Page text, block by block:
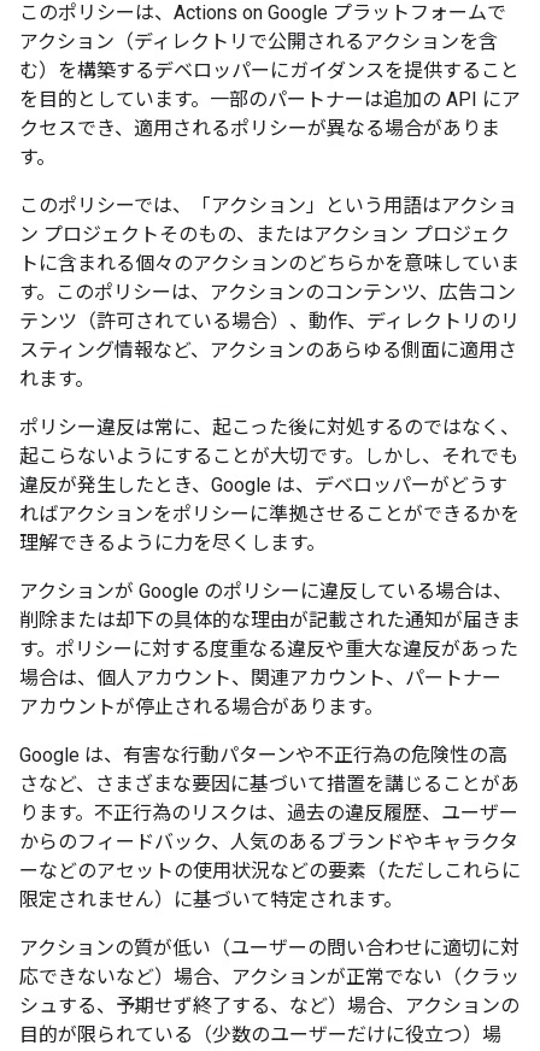
このポリシーは、Actions on Google プラットフォームで
アクション（ディレクトリで公開されるアクションを含
む）を構築するデベロッパーにガイダンスを提供すること
を目的としています。一部のパートナーは追加の API にア
クセスでき、適用されるポリシーが異なる場合がありま
す。
このポリシーでは、「アクション」という用語はアクショ
ン プロジェクトそのもの、またはアクション プロジェク
トに含まれる個々のアクションのどちらかを意味していま
す。このポリシーは、アクションのコンテンツ、広告コン
テンツ（許可されている場合）、動作、ディレクトリのリ
スティング情報など、アクションのあらゆる側面に適用さ
れます。
ポリシー違反は常に、起こった後に対処するのではなく、
起こらないようにすることが大切です。しかし、それでも
違反が発生したとき、Google は、デベロッパーがどうす
ればアクションをポリシーに準拠させることができるかを
理解できるように力を尽くします。
アクションが Google のポリシーに違反している場合は、
削除または却下の具体的な理由が記載された通知が届きま
す。ポリシーに対する度重なる違反や重大な違反があった
場合は、個人アカウント、関連アカウント、パートナー
アカウントが停止される場合があります。
Google は、有害な行動パターンや不正行為の危険性の高
さなど、さまざまな要因に基づいて措置を講じることがあ
ります。不正行為のリスクは、過去の違反履歴、ユーザー
からのフィードバック、人気のあるブランドやキャラクタ
ーなどのアセットの使用状況などの要素（ただしこれらに
限定されません）に基づいて特定されます。
アクションの質が低い（ユーザーの問い合わせに適切に対
応できないなど）場合、アクションが正常でない（クラッ
シュする、予期せず終了する、など）場合、アクションの
目的が限られている（少数のユーザーだけに役立つ）場